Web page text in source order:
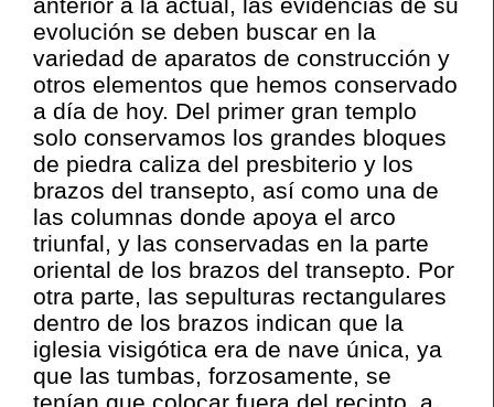
evolución se deben buscar en la
variedad de aparatos de construcción y
otros elementos que hemos conservado
a día de hoy. Del primer gran templo
solo conservamos los grandes bloques
de piedra caliza del presbiterio y los
brazos del transepto, así como una de
las columnas donde apoya el arco
triunfal, y las conservadas en la parte
oriental de los brazos del transepto. Por
otra parte, las sepulturas rectangulares
dentro de los brazos indican que la
iglesia visigótica era de nave única, ya
que las tumbas, forzosamente, se
tenían que colocar fuera del recinto, a